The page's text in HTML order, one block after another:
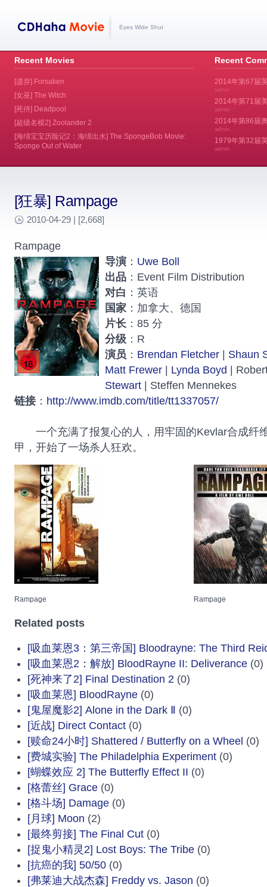
Eyes Wide Shut
Recent
2014年第67届
admin
2014年第71届
admin
2014年第86届
admin
1979年第32届
admin
[狂暴] Rampage
2010-04-29 | [2,668]
Rampage
导演 ： Uwe Boll
出品 ：Event Film Distribution
对白 ：英语
国家 ：加拿大、德国
片长 ：85 分
分级 ：R
演员 ： Brendan Fletcher
Shaun
Matt Frewer
Lynda Boyd |
Stewart | Steffen Mennekes
链接 ： http://www.imdb.com/title/tt1337057/
一个充满了报复心的人，用牢固的Kevlar合成纤
甲，开始了一场杀人狂欢。
Rampage Rampage
Related posts
[吸血莱恩3：第三帝国] Bloodrayne: The Third
[吸血莱恩2：解放] BloodRayne II: Deliverance (0)
[死神来了2] Final Destination 2 (0)
[吸血莱恩] BloodRayne (0)
[鬼屋魔影2] Alone in the Dark Ⅱ (0)
[近战] Direct Contact (0)
[赎命24小时] Shattered / Butterfly on a Wheel (0)
[费城实验] The Philadelphia Experiment (0)
[蝴蝶效应 2] The Butterfly Effect II (0)
[格蕾丝] Grace (0)
[格斗场] Damage (0)
[月球] Moon (2)
[最终剪接] The Final Cut (0)
[捉鬼小精灵2] Lost Boys: The Tribe (0)
[抗癌的我] 50/50 (0)
[弗莱迪大战杰森] Freddy vs. Jason (0)
Recent Movies
[遗弃] Forsaken
[女巫] The Witch
[死侍] Deadpool
[超级名模2] Zoolander 2
[海绵宝宝历险记2：海绵出水] The SpongeBob Movie:
Sponge Out of Water